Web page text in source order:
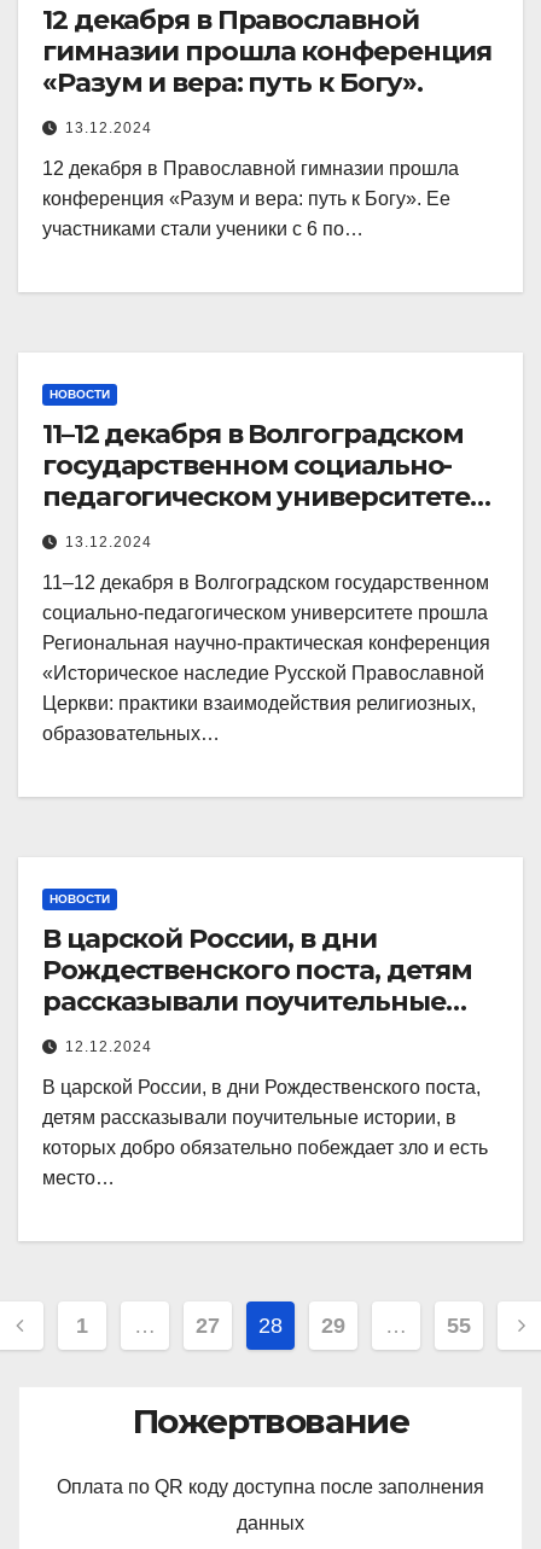
12 декабря в Православной
гимназии прошла конференция
«Разум и вера: путь к Богу».
13.12.2024
12 декабря в Православной гимназии прошла
конференция «Разум и вера: путь к Богу». Ее
участниками стали ученики с 6 по…
НОВОСТИ
11–12 декабря в Волгоградском
государственном социально-
педагогическом университете
прошла
13.12.2024
11–12 декабря в Волгоградском государственном
социально-педагогическом университете прошла
Региональная научно-практическая конференция
«Историческое наследие Русской Православной
Церкви: практики взаимодействия религиозных,
образовательных…
НОВОСТИ
В царской России, в дни
Рождественского поста, детям
рассказывали поучительные
истории, в которых
12.12.2024
В царской России, в дни Рождественского поста,
детям рассказывали поучительные истории, в
которых добро обязательно побеждает зло и есть
место…
1 … 27 28 29 … 55
Пожертвование
Оплата по QR коду доступна после заполнения
данных